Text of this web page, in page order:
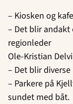
– Kiosken og
– Det blir
regionleder
Ole-Kristian
– Det blir
– Parkere på
sundet med båt.